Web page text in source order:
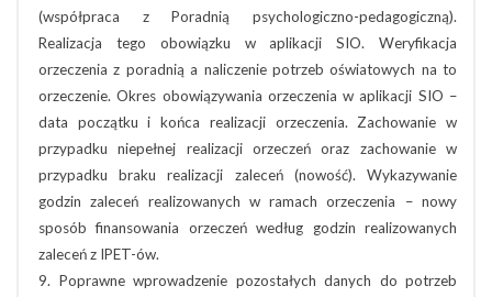
(współpraca z Poradnią psychologiczno-pedagogiczną).
Realizacja tego obowiązku w aplikacji SIO. Weryfikacja
orzeczenia z poradnią a naliczenie potrzeb oświatowych na to
orzeczenie. Okres obowiązywania orzeczenia w aplikacji SIO –
data początku i końca realizacji orzeczenia. Zachowanie w
przypadku niepełnej realizacji orzeczeń oraz zachowanie w
przypadku braku realizacji zaleceń (nowość). Wykazywanie
godzin zaleceń realizowanych w ramach orzeczenia – nowy
sposób finansowania orzeczeń według godzin realizowanych
zaleceń z IPET-ów.
9. Poprawne wprowadzenie pozostałych danych do potrzeb